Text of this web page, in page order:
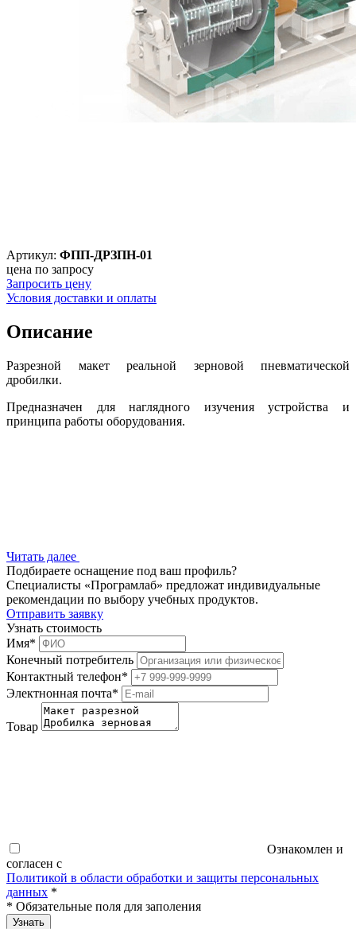
Артикул: ФПП-ДРЗПН-01
цена по запросу
Запросить цену
Условия доставки и оплаты
Описание
Разрезной макет реальной зерновой пневматической
дробилки.
Предназначен для наглядного изучения устройства и
принципа работы оборудования.
Читать далее
Подбираете оснащение под ваш профиль?
Специалисты «Програмлаб» предложат индивидуальные
рекомендации по выбору учебных продуктов.
Отправить заявку
Узнать стоимость
Имя*
Конечный потребитель
Контактный телефон*
Электнонная почта*
Товар
Ознакомлен и
согласен с
Политикой в области обработки и защиты персональных
данных *
* Обязательные поля для заполения
Узнать